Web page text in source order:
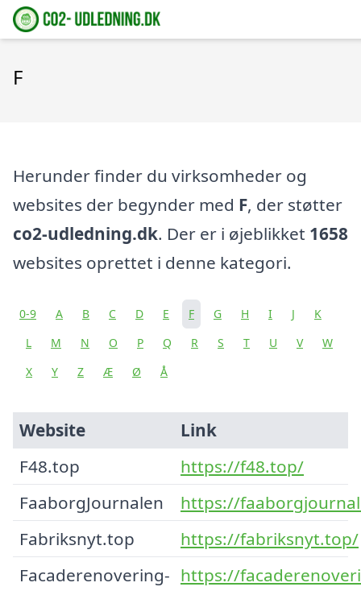
F
Herunder finder du virksomheder og
websites der begynder med F, der støtter
co2-udledning.dk. Der er i øjeblikket 1658
websites oprettet i denne kategori.
0-9 A B C D E F G H I J
K
L
M N O P Q R S T U V
W
X
Y Z Æ Ø Å
Website
Link
F48.top
https://f48.top/
FaaborgJournalen
https://
Fabriksnyt.top
https://fabriksnyt.top/
Facaderenovering- https://